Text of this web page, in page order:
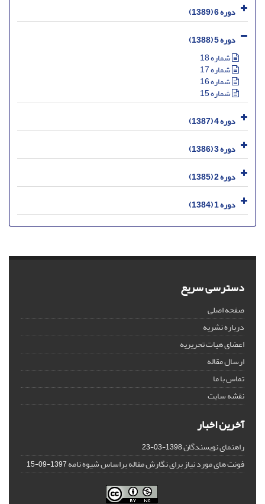
دوره 6 (1389)
دوره 5 (1388)
شماره 18
شماره 17
شماره 16
شماره 15
دوره 4 (1387)
دوره 3 (1386)
دوره 2 (1385)
دوره 1 (1384)
دسترسی سریع
صفحه اصلی
درباره نشریه
اعضای هیات تحریریه
ارسال مقاله
تماس با ما
نقشه سایت
آخرین اخبار
راهنمای نویسندگان1398-03-23
فونت های مورد نیاز برای نگارش مقاله براساس شیوه نامه1397-09-15